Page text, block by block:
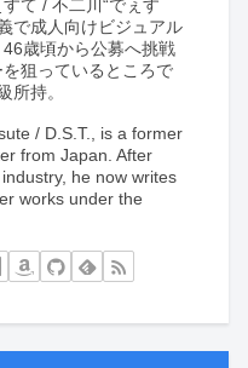
て / 不二川“でぇす
で成人向けビジュアル
歳頃から公募へ挑戦
狙っているところで
所持。
/ D.S.T., is a former
from Japan. After
he now writes
works under the